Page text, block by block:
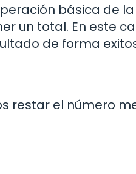
básica de la
un total. En este
de forma
restar el número